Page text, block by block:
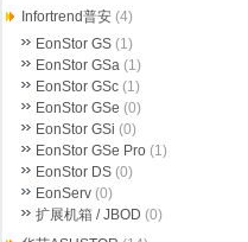
Infortrend普安 (4)
EonStor GS (1)
EonStor GSa (1)
EonStor GSc (1)
EonStor GSe (0)
EonStor GSi (0)
EonStor GSe Pro (1)
EonStor DS (0)
EonServ (0)
扩展机箱 / JBOD (0)